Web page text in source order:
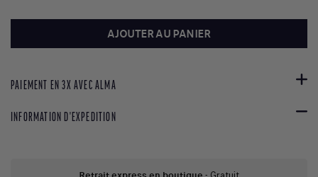
AJOUTER AU PANIER
PAIEMENT EN 3X AVEC ALMA
INFORMATION D'EXPEDITION